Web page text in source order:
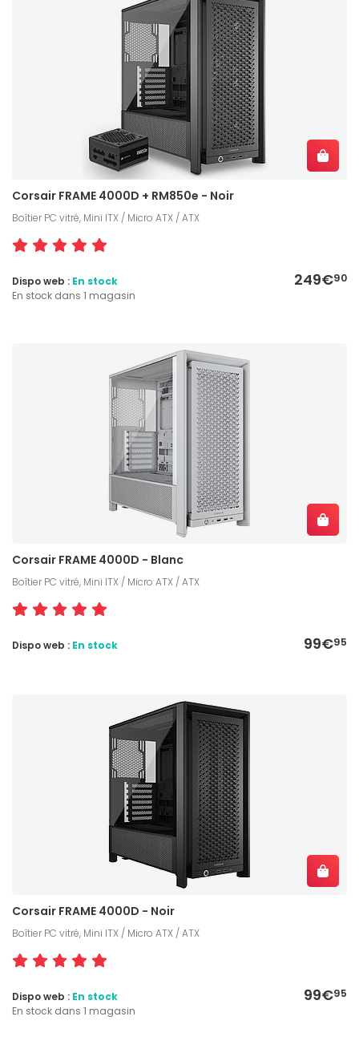
Corsair FRAME 4000D + RM850e - Noir
Boîtier PC vitré, Mini ITX / Micro ATX / ATX
249€90
Dispo web : En stock
En stock dans 1 magasin
Corsair FRAME 4000D - Blanc
Boîtier PC vitré, Mini ITX / Micro ATX / ATX
99€95
Dispo web : En stock
Corsair FRAME 4000D - Noir
Boîtier PC vitré, Mini ITX / Micro ATX / ATX
99€95
Dispo web : En stock
En stock dans 1 magasin